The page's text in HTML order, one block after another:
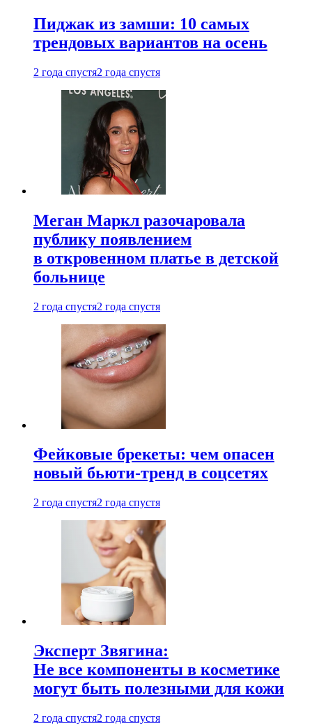
Пиджак из замши: 10 самых
трендовых вариантов на осень
2 года спустя2 года спустя
Меган Маркл разочаровала
публику появлением
в откровенном платье в детской
больнице
2 года спустя2 года спустя
Фейковые брекеты: чем опасен
новый бьюти-тренд в соцсетях
2 года спустя2 года спустя
Эксперт Звягина:
Не все компоненты в косметике
могут быть полезными для кожи
2 года спустя2 года спустя